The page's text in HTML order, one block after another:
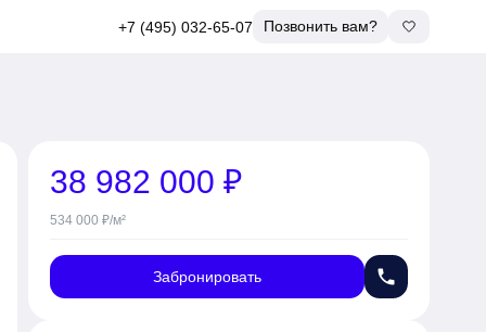
+7 (495) 032-65-07 Позвонить вам?
38 982 000 ₽
534 000 ₽/м²
Забронировать phone